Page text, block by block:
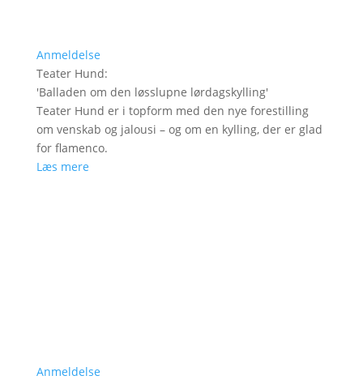
Anmeldelse
Teater Hund:
'Balladen om den løsslupne lørdagskylling'
Teater Hund er i topform med den nye forestilling
om venskab og jalousi – og om en kylling, der er glad
for flamenco.
Læs mere
Anmeldelse